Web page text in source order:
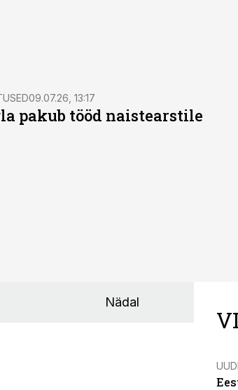
09.07.26, 13:17
pakub tööd naistearstile
Nädal